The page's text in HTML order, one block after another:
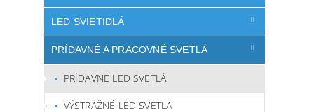
LED SVIETIDLÁ
PRÍDAVNÉ A PRACOVNÉ SVETLÁ
PRÍDAVNÉ LED SVETLÁ
VÝSTRAŽNÉ LED SVETLÁ